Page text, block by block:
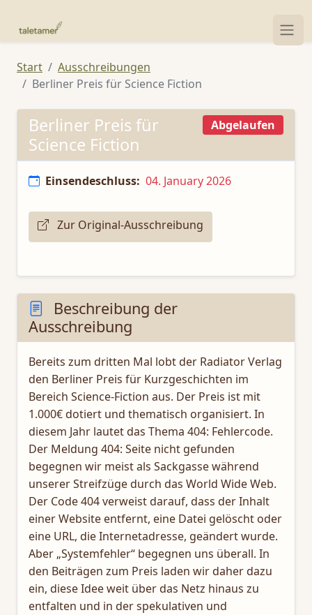
Start
Ausschreibungen
Berliner Preis für Science Fiction
Berliner Preis für
Science Fiction
Abgelaufen
Einsendeschluss: 04. January 2026
Zur Original-Ausschreibung
Beschreibung der
Ausschreibung
Bereits zum dritten Mal lobt der Radiator Verlag
den Berliner Preis für Kurzgeschichten im
Bereich Science-Fiction aus. Der Preis ist mit
1.000€ dotiert und thematisch organisiert. In
diesem Jahr lautet das Thema 404: Fehlercode.
Der Meldung 404: Seite nicht gefunden
begegnen wir meist als Sackgasse während
unserer Streifzüge durch das World Wide Web.
Der Code 404 verweist darauf, dass der Inhalt
einer Website entfernt, eine Datei gelöscht oder
eine URL, die Internetadresse, geändert wurde.
Aber „Systemfehler“ begegnen uns überall. In
den Beiträgen zum Preis laden wir daher dazu
ein, diese Idee weit über das Netz hinaus zu
entfalten und in der spekulativen und